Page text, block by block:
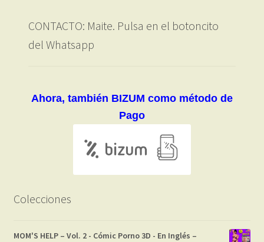
CONTACTO: Maite. Pulsa en el botoncito
del Whatsapp
Ahora, también BIZUM como método de
Pago
Colecciones
MOM'S HELP – Vol. 2 - Cómic Porno 3D - En Inglés –